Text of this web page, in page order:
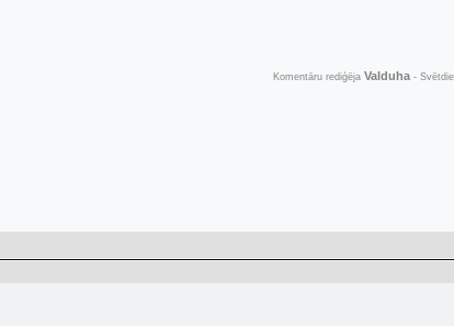
Komentāru rediģēja Valduha -